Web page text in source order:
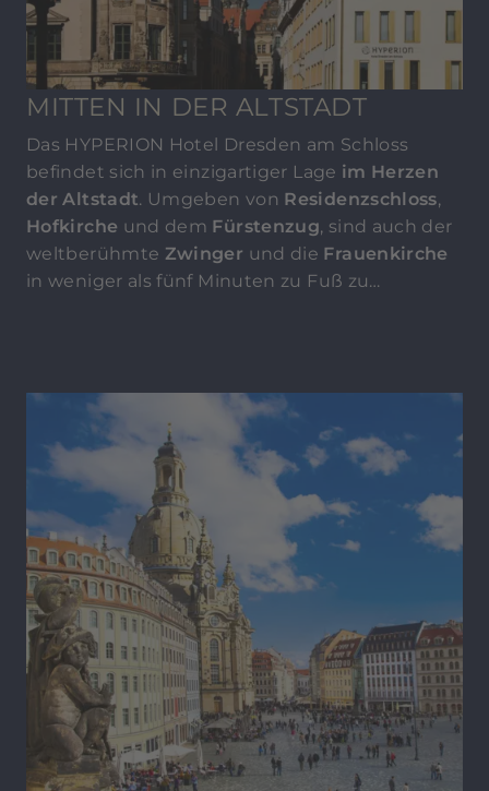
MITTEN IN DER ALTSTADT
Das HYPERION Hotel Dresden am Schloss
befindet sich in einzigartiger Lage im Herzen
der Altstadt. Umgeben von Residenzschloss,
Hofkirche und dem Fürstenzug, sind auch der
weltberühmte Zwinger und die Frauenkirche
in weniger als fünf Minuten zu Fuß zu
ebenfalls in fußläufiger Entfernung vor.